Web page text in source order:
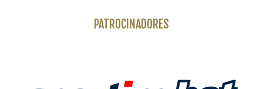
PATROCINADORES